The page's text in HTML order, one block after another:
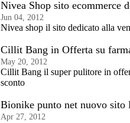
Nivea Shop sito ecommerce
Jun 04, 2012
Nivea shop il sito dedicato alla
Cillit Bang in Offerta su
May 20, 2012
Cillit Bang il super pulitore in
sconto
Bionike punto net nuovo sito
Apr 27, 2012